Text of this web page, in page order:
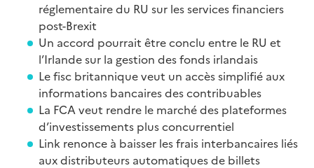
réglementaire du RU sur les services financiers
post-Brexit
Un accord pourrait être conclu entre le RU et
l’Irlande sur la gestion des fonds irlandais
Le fisc britannique veut un accès simplifié aux
informations bancaires des contribuables
La FCA veut rendre le marché des plateformes
d’investissements plus concurrentiel
Link renonce à baisser les frais interbancaires liés
aux distributeurs automatiques de billets